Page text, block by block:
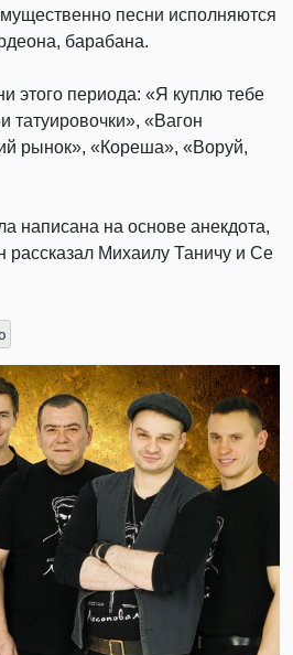
песни исполняются
барабана.
этого периода: «Я куплю тебе
татуировочки», «Вагон
рынок», «Кореша», «Воруй,
написана на основе анекдота,
Михаилу Таничу и Се